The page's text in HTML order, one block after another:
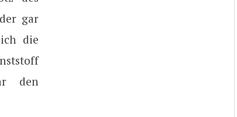
gar
die
den